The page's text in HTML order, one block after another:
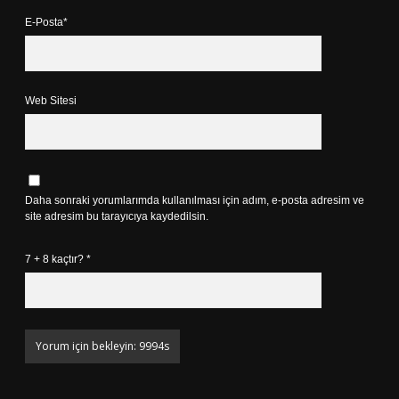
E-Posta*
Web Sitesi
Daha sonraki yorumlarımda kullanılması için adım, e-posta adresim ve
site adresim bu tarayıcıya kaydedilsin.
7 + 8 kaçtır? *